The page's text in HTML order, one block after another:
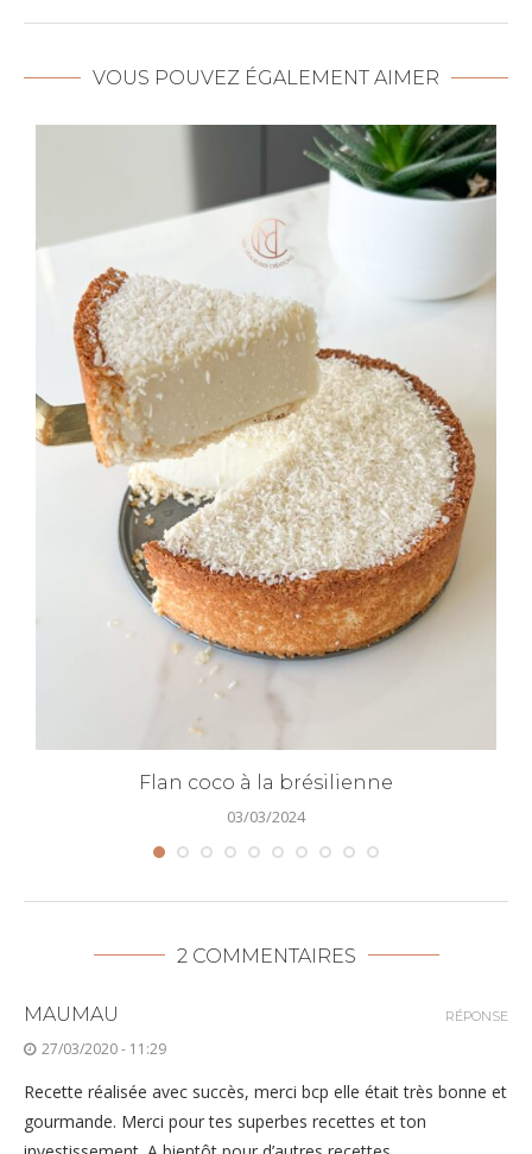
VOUS POUVEZ ÉGALEMENT AIMER
Flan coco à la brésilienne
03/03/2024
2 COMMENTAIRES
MAUMAU
27/03/2020 - 11:29
Recette réalisée avec succès, merci bcp elle était très bonne et
gourmande. Merci pour tes superbes recettes et ton
RÉPONSE